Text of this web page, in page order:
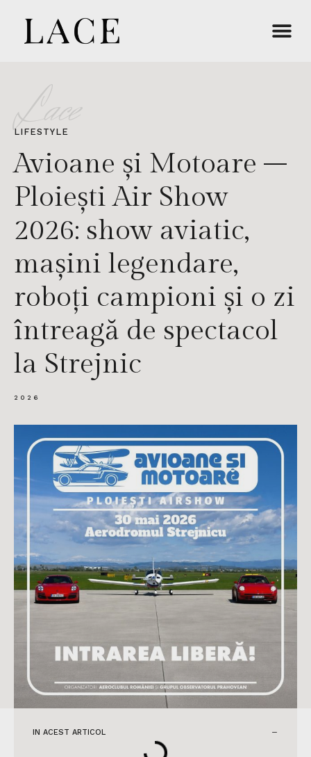
Lace
LIFESTYLE
Avioane și Motoare –
Ploiești Air Show
2026: show aviatic,
mașini legendare,
roboți campioni și o zi
întreagă de spectacol
la Strejnic
2026
IN ACEST ARTICOL